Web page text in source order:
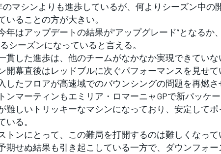
マシンよりも進歩しているが、何よりシーズン中の
いることの方が大きい。
はアップデートの結果が“アップグレード”となるか
シーズンになっていると言える。
貫した進歩は、他のチームがなかなか実現できていな
開幕直後はレッドブルに次ぐパフォーマンスを見せて
したフロアが高速域でのバウンシングの問題を再燃さ
ンマーティンもエミリア・ロマーニャGPで新パッケ
難しいトリッキーなマシンになっており、安定してポ
いる。
ンにとって、この難局を打開するのは難しくなって
期せぬ結果も引き起こしている一方で、ダウンフォー